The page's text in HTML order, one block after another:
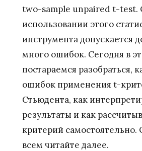
two-sample unpaired t-test.
использовании этого
инструмента допускается
много ошибок. Сегодня в
постараемся разобраться,
ошибок применения t-
Стьюдента, как
результаты и как
критерий самостоятельно.
всем читайте далее.